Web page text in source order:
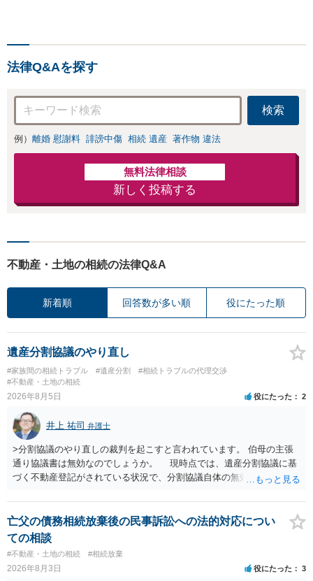
法律Q&Aを探す
検索
例） 離婚 慰謝料 誹謗中傷 相続 遺産 著作物 違法
無料法律相談
新しく投稿する
不動産・土地の相続の法律Q&A
新着順 回答数が多い順 役にたった順
遺産分割協議のやり直し
#家族間の相続トラブル #遺産分割
#相続トラブルの代理交渉
#不動産・土地の相続
2026年8月5日 役にたった 2
井上 祐司 弁護士
>分割協議のやり直しの裁判を起こすと言われています。 伯母の主張
通り協議書は無効なのでしょうか。 現時点では、遺産分割協議に基
づく不動産登記がされている状況で、分割協議自体の無効を裁判所が
方の訴訟の主張及び立証次第ですが、 ・御祖母様の認知能力に関する
医師の意見書、筆跡鑑定 が提出されればその効力が否定される可能性
はありますが、 ・伯母様自身が分割協議に加わっていること ・御祖母
様の意に反する遺産分割協議を行う実益が誰にあったかの立証が困難
であること からすると、実際に遺産分割協議の効力が否定される可能
性はそれほど高くない（立証のハードルは非常に高い）ということが
亡父の債務相続放棄後の民事訴訟への法的対応につい
ての相談
#不動産・土地の相続 #相続放棄
2026年8月3日 役にたった 3